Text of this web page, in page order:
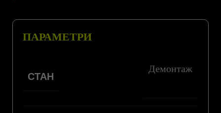
ПАРАМЕТРИ
СТАН
Демонтаж